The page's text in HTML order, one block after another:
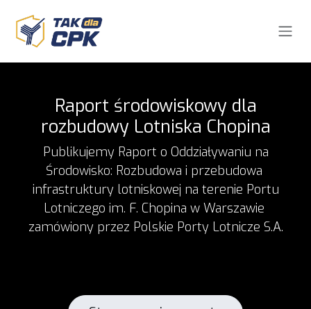
Raport środowiskowy dla
rozbudowy Lotniska Chopina
Publikujemy Raport o Oddziaływaniu na
Środowisko: Rozbudowa i przebudowa
infrastruktury lotniskowej na terenie Portu
Lotniczego im. F. Chopina w Warszawie
zamówiony przez Polskie Porty Lotnicze S.A.